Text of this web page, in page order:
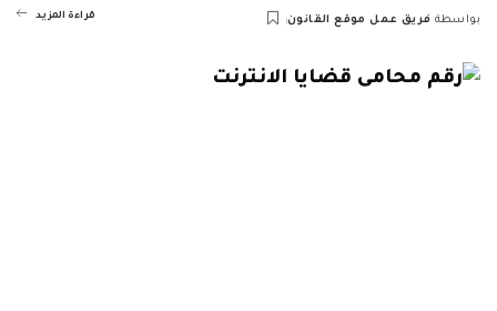
بواسطة فريق عمل موقع القانون قراءة المزيد